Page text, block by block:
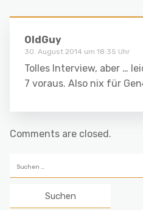
OldGuy
30. August 2014 um 18:35 Uhr
Tolles Interview, aber …
7 voraus. Also nix für
Comments are closed.
nach: